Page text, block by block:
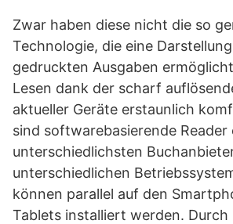
Zwar haben diese nicht die so
Technologie, die eine
gedruckten Ausgaben
Lesen dank der scharf
aktueller Geräte erstaunlich
sind softwarebasierende Reader
unterschiedlichsten
unterschiedlichen
können parallel auf den
Tablets installiert werden. Durch